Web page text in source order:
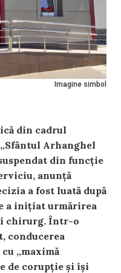
Imagine simbol
din cadrul
Arhanghel
din funcție
anunță
a fost luată după
a inițiat urmărirea
chirurg. Într-o
conducerea
„maximă
de corupție și își